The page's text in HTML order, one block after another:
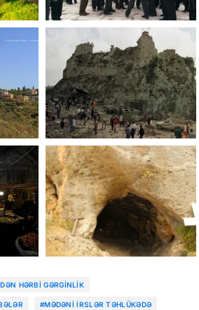
HƏRBI GƏRGINLIK
#MƏDƏNI IRSLƏR TƏHLÜKƏDƏ